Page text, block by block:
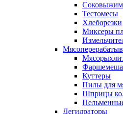
Тестомесы
Хлеборезки
Миксеры
Куттеры
Пилы для
Шприцы
Дегидраторы